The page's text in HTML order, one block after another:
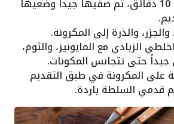
والذرة إلى المكرونة.
الزبادي مع المايونيز، والثوم،
جيداً حتى تتجانس المكونات.
على المكرونة في طبق التقديم
قدمي السلطة باردة.